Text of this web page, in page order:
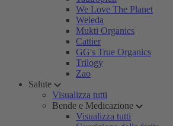
We Love The Planet
Weleda
Mukti Organics
Cattier
GG's True Organics
Trilogy
Zao
Salute
Visualizza tutti
Bende e Medicazione
Visualizza tutti